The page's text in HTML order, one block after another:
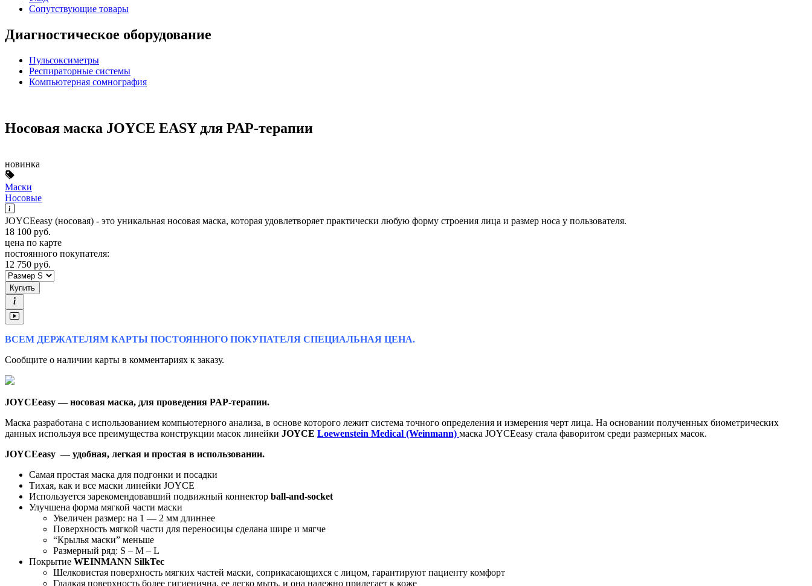
Сопутствующие товары
Диагностическое оборудование
Пульсоксиметры
Респираторные системы
Компьютерная сомнография
Носовая маска JOYCE EASY для PAP-терапии
новинка
Маски
Носовые
JOYCEeasy (носовая) - это уникальная носовая маска, которая удовлетворяет практически любую форму строения лица и размер носа у пользователя.
18 100 руб.
цена по карте
постоянного покупателя:
12 750 руб.
Купить
ВСЕМ ДЕРЖАТЕЛЯМ КАРТЫ ПОСТОЯННОГО ПОКУПАТЕЛЯ СПЕЦИАЛЬНАЯ ЦЕНА.
Сообщите о наличии карты в комментариях к заказу.
JOYCEeasy — носовая маска, для проведения PAP-терапии.
Маска разработана с использованием компьютерного анализа, в основе которого лежит система точного определения и измерения черт лица. На основании полученных биометрических
данных используя все преимущества конструкции масок линейки JOYCE Loewenstein Medical (Weinmann) маска JOYCEeasy стала фаворитом среди размерных масок.
JOYCEeasy — удобная, легкая и простая в использовании.
Самая простая маска для подгонки и посадки
Тихая, как и все маски линейки JOYCE
Используется зарекомендовавший подвижный коннектор ball-and-socket
Улучшена форма мягкой части маски
Увеличен размер: на 1 — 2 мм длиннее
Поверхность мягкой части для переносицы сделана шире и мягче
“Крылья маски” меньше
Размерный ряд: S – M – L
Покрытие WEINMANN SilkTec
Шелковистая поверхность мягких частей маски, соприкасающихся с лицом, гарантируют пациенту комфорт
Гладкая поверхность более гигиенична, ее легко мыть, и она надежно прилегает к коже